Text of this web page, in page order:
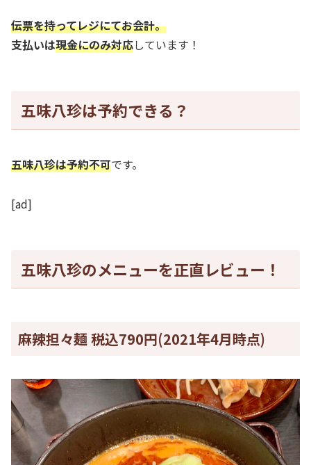
伝票を持ってレジにてお会計。
支払いは現金にのみ対応しています！
五味八珍は予約できる？
五味八珍は予約不可です。
[ad]
五味八珍のメニューを正直レビュー！
麻辣担々麺 税込790円(2021年4月時点)